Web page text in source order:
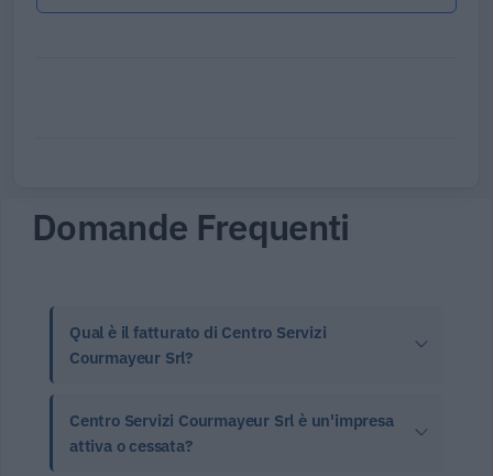
Domande Frequenti
Qual è il fatturato di Centro Servizi
Courmayeur Srl?
Centro Servizi Courmayeur Srl è un'impresa
attiva o cessata?